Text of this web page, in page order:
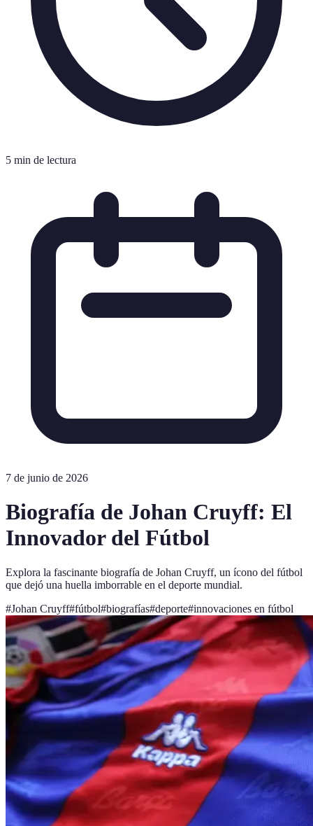
5 min de lectura
7 de junio de 2026
Biografía de Johan Cruyff: El
Innovador del Fútbol
Explora la fascinante biografía de Johan Cruyff, un ícono del fútbol
que dejó una huella imborrable en el deporte mundial.
#Johan Cruyff#fútbol#biografías#deporte#innovaciones en fútbol